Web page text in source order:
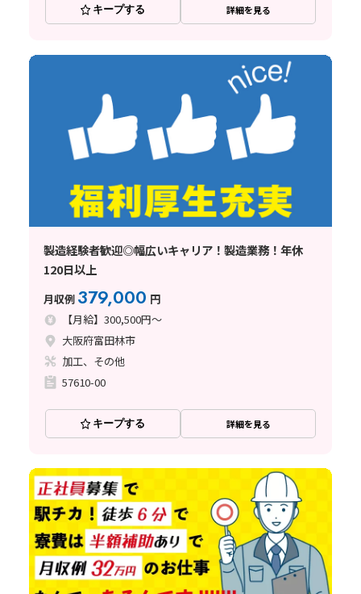
キープする 詳細を見る
製造経験者歓迎◎幅広いキャリア！製造業務！年休
120日以上
月収例 379,000 円
【月給】300,500円～
大阪府富田林市
加工、その他
57610-00
キープする 詳細を見る